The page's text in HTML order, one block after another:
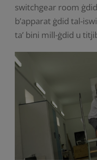
switchgear room
b’apparat ġdid tal-
ta’ bini mill-ġdid u